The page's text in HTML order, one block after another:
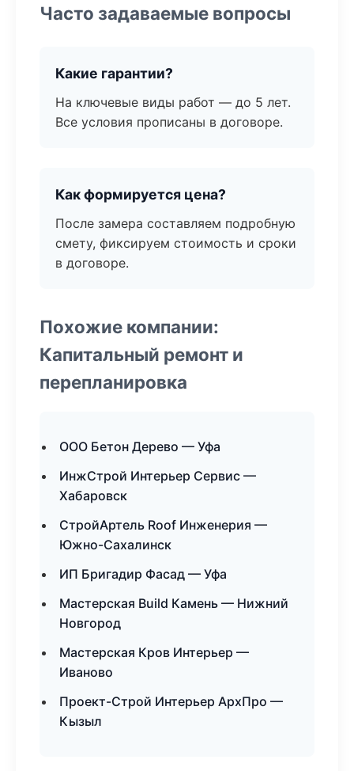
Часто задаваемые вопросы
Какие гарантии?
На ключевые виды работ — до 5 лет.
Все условия прописаны в договоре.
Как формируется цена?
После замера составляем подробную
смету, фиксируем стоимость и сроки
в договоре.
Похожие компании:
Капитальный ремонт и
перепланировка
ООО Бетон Дерево — Уфа
ИнжСтрой Интерьер Сервис —
Хабаровск
СтройАртель Roof Инженерия —
Южно-Сахалинск
ИП Бригадир Фасад — Уфа
Мастерская Build Камень — Нижний
Новгород
Мастерская Кров Интерьер —
Иваново
Проект-Строй Интерьер АрхПро —
Кызыл